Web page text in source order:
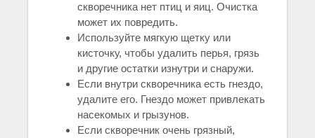
скворечника нет птиц и яиц. Очистка
может их повредить.
Используйте мягкую щетку или
кисточку, чтобы удалить перья, грязь
и другие остатки изнутри и снаружи.
Если внутри скворечника есть гнездо,
удалите его. Гнездо может привлекать
насекомых и грызунов.
Если скворечник очень грязный,